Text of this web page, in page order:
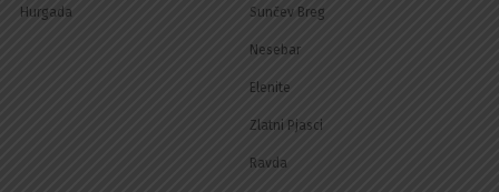
Hurgada Sunčev Breg
Nesebar
Elenite
Zlatni Pjasci
Ravda